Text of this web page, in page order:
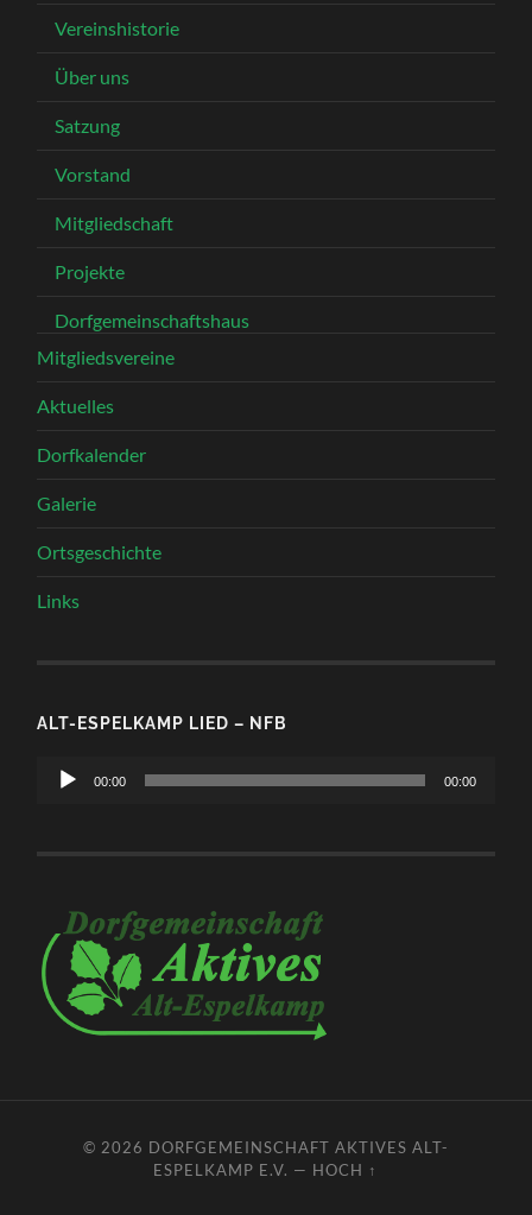
Vereinshistorie
Über uns
Satzung
Vorstand
Mitgliedschaft
Projekte
Dorfgemeinschaftshaus
Mitgliedsvereine
Aktuelles
Dorfkalender
Galerie
Ortsgeschichte
Links
ALT-ESPELKAMP LIED – NFB
Audio-
Player
00:00 00:00
© 2026 DORFGEMEINSCHAFT AKTIVES ALT-
ESPELKAMP E.V. — HOCH ↑